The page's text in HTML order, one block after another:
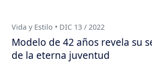
Vida y Estilo • DIC 13 / 2022
Modelo de 42 años revela su
de la eterna juventud